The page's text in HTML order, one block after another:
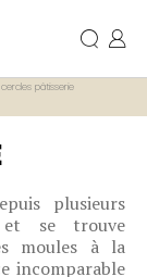
pâtisserie
plusieurs
et se trouve
moules à la
incomparable